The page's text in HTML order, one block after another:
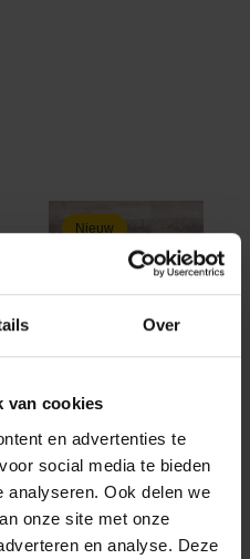
Over
van cookies
en advertenties te
social media te bieden
analyseren. Ook delen we
onze site met onze
en analyse. Deze
Nieuw